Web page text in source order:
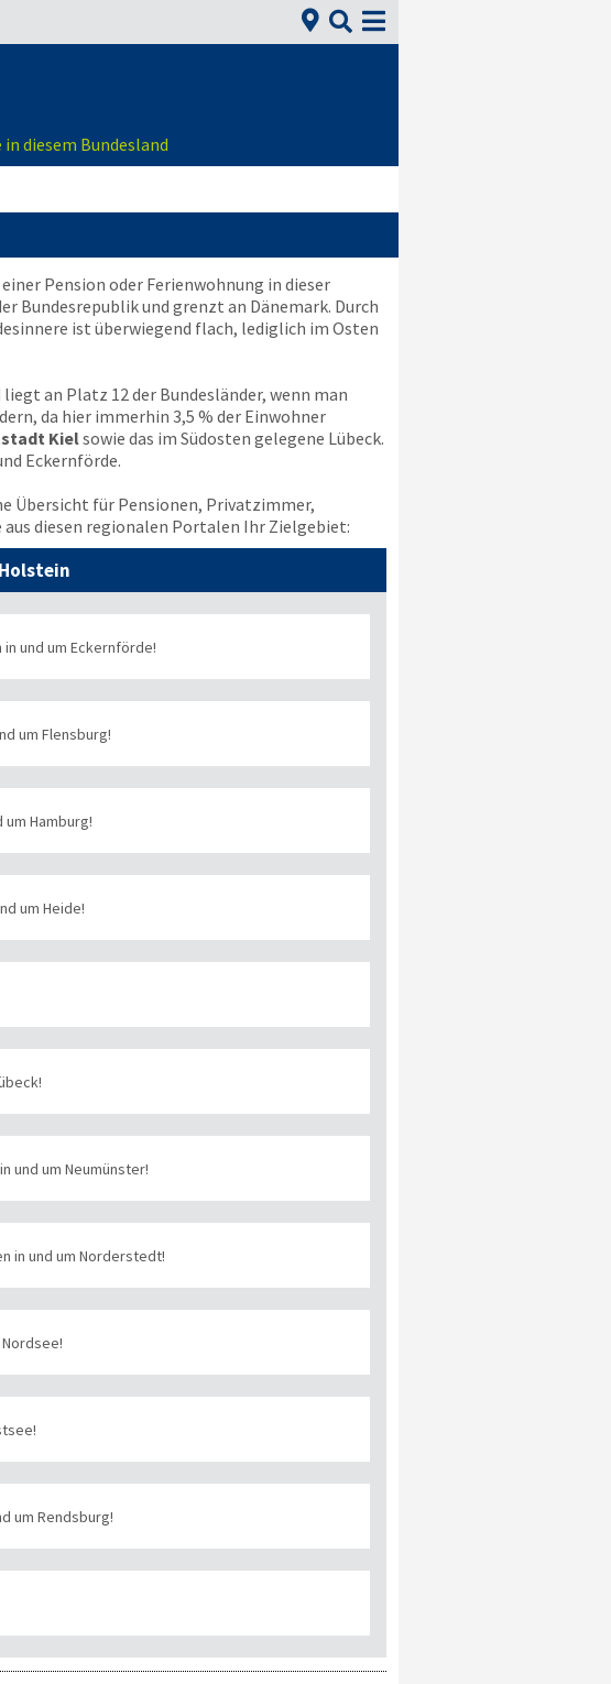
 
diesem Bundesland
Pension oder Ferienwohnung in dieser
Bundesrepublik und grenzt an Dänemark. Durch
ist überwiegend flach, lediglich im Osten
an Platz 12 der Bundesländer, wenn man
da hier immerhin 3,5 % der Einwohner
Kielsowie das im Südosten gelegene Lübeck.
Eckernförde.
Übersicht für Pensionen, Privatzimmer,
aus diesen regionalen Portalen Ihr Zielgebiet:
und um Eckernförde!
um Flensburg!
um Hamburg!
um Heide!
und um Neumünster!
in und um Norderstedt!
um Rendsburg!